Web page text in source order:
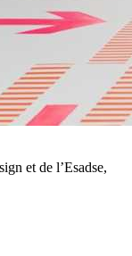
et de l’Esadse,